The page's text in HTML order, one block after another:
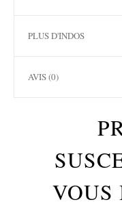
PLUS D'INDOS
AVIS (0)
VOUS